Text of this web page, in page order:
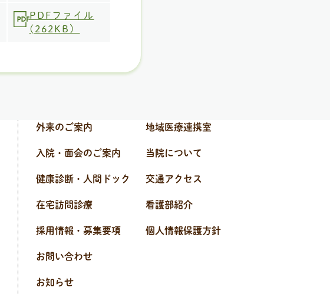
PDFファイル
(262KB）
外来のご案内
入院・面会のご案内
健康診断・人間ドック
在宅訪問診療
地域医療連携室
当院について
交通アクセス
看護部紹介
採用情報・募集要項
お問い合わせ
お知らせ
個人情報保護方針